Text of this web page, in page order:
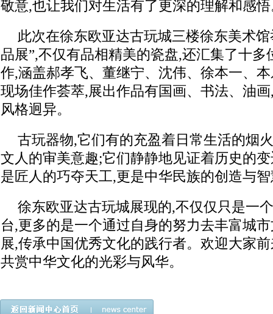
敬意,也让我们对生活有了更深的理解和感悟
此次在徐东欧亚达古玩城三楼徐东美术
品展”,不仅有品相精美的瓷盘,还汇集了十多
作,涵盖郝孝飞、董继宁、沈伟、徐本一、
现场佳作荟萃,展出作品有国画、书法、油
风格迥异。
古玩器物,它们有的充盈着日常生活的烟
文人的审美意趣;它们静静地见证着历史的
是匠人的巧夺天工,更是中华民族的创造与
徐东欧亚达古玩城展现的,不仅仅只是一
台,更多的是一个通过自身的努力去丰富城
展,传承中国优秀文化的践行者。欢迎大家
共赏中华文化的光彩与风华。